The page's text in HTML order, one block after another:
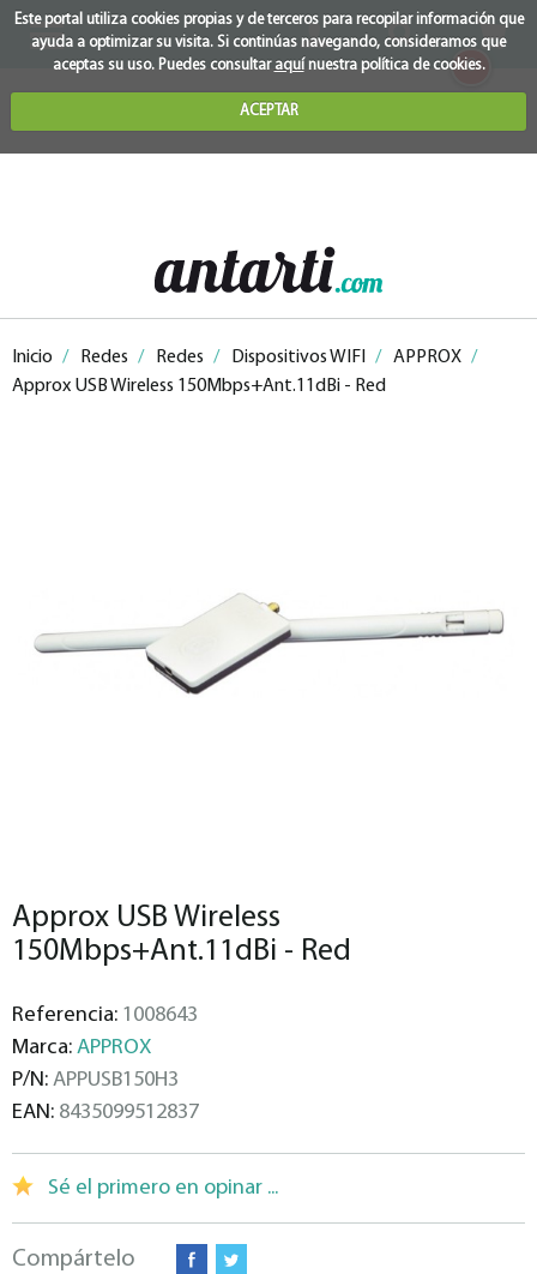
Este portal utiliza cookies propias y de terceros para recopilar información que
ayuda a optimizar su visita. Si continúas navegando, consideramos que
aceptas su uso. Puedes consultar aquínuestra política de cookies.
ACEPTAR
0
Inicio / Redes / Redes / Dispositivos WIFI / APPROX /
Approx USB Wireless 150Mbps+Ant.11dBi - Red
Approx USB Wireless
150Mbps+Ant.11dBi - Red
Referencia: 1008643
Marca: APPROX
P/N: APPUSB150H3
EAN: 8435099512837
Sé el primero en opinar ...
Compártelo